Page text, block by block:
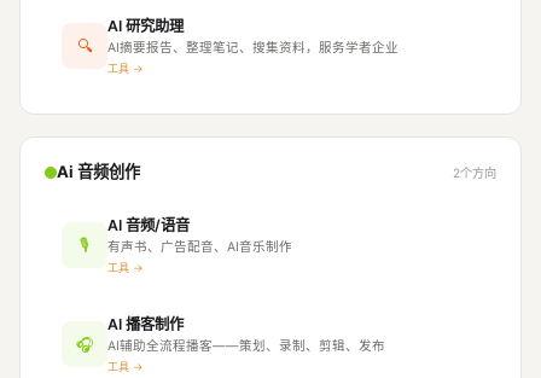
🔍
AI 研究助理
AI摘要报告、整理笔记、搜集资料，服务学者企业
工具 →
Ai 音频创作 2个方向
🎙
AI 音频/语音
有声书、广告配音、AI音乐制作
工具 →
🎧
AI 播客制作
AI辅助全流程播客——策划、录制、剪辑、发布
工具 →